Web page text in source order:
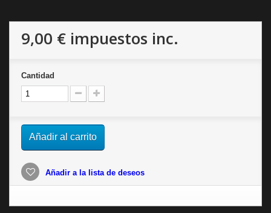
9,00 € impuestos inc.
Cantidad
Añadir al carrito
Añadir a la lista de deseos